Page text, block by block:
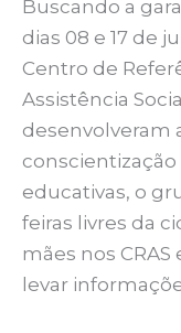
Buscando a
dias 08 e 17 de
Centro de
Assistência
desenvolveram
educativas, o
feiras livres da
mães nos CRAS
levar